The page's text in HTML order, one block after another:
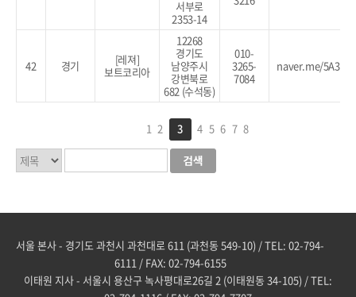
서부로
2353-14
42 경기
[레져]
보트코리아
12268
경기도
남양주시
강변북로
682 (수석동)
010-
3265-
7084
naver.me/
1 2 3 4 5 6 7 8
서울 본사 - 경기도 과천시 과천대로 611 (과천동 549-10) / TEL: 02-794-
6111 / FAX: 02-794-6155
이태원 지사 - 서울시 용산구 녹사평대로26길 2 (이태원동 34-105) / TEL: